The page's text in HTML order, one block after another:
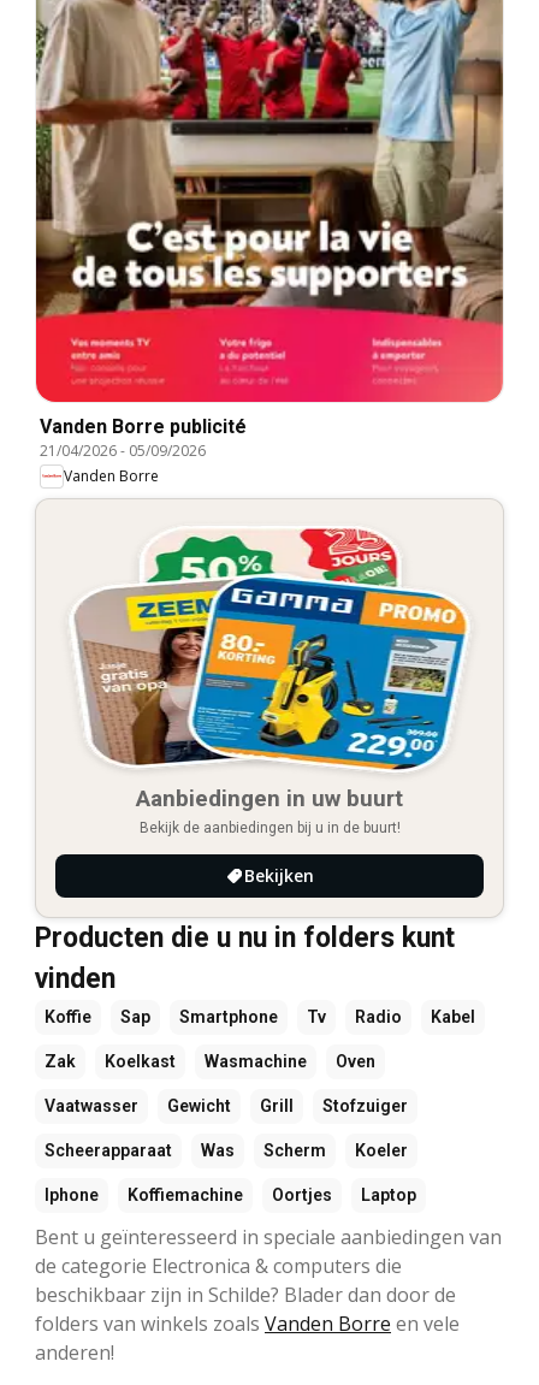
Vanden Borre publicité
21/04/2026- 05/09/2026
Vanden Borre
Aanbiedingen in uw buurt
Bekijk de aanbiedingen bij u in de buurt!
Bekijken
Producten die u nu in folders kunt
vinden
Koffie Sap Smartphone Tv Radio Kabel
Zak Koelkast Wasmachine Oven
Vaatwasser Gewicht Grill Stofzuiger
Scheerapparaat Was Scherm Koeler
Iphone Koffiemachine Oortjes Laptop
Bent u geïnteresseerd in speciale aanbiedingen van
de categorie Electronica & computers die
beschikbaar zijn in Schilde? Blader dan door de
folders van winkels zoals Vanden Borre en vele
anderen!